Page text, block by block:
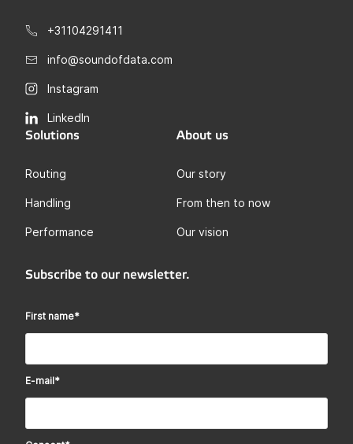
+31104291411
info@soundofdata.com
Instagram
LinkedIn
Solutions
Routing
Handling
Performance
About us
Our story
From then to now
Our vision
Subscribe to our newsletter.
First name*
E-mail*